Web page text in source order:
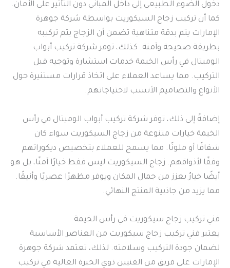
دخول الضوء الطبيعي إلى داخل المباني دون التأثير على الأمان.
كما أن تركيب زجاج السيكوريت بواسطة شركة جوهرة
الإمارات يتم بدقة متناهية تضمن أن الزجاج يتم تركيبه
بطريقة صحيحة وآمنة. كذلك، توفر شركة تركيب أبواب
الوميتال في رأس الخيمة خدمات استشارة وتوجيه قبل
التركيب. مما يساعد العملاء على اتخاذ قرارات مستنيرة حول
الأنواع والتصاميم الأنسب لاحتياجاتهم.
إضافةً إلى ذلك، توفر شركة تركيب أبواب الوميتال في رأس
الخيمة خيارات متنوعة من زجاج السيكوريت سواء كان
شفافًا أو ملونًا. مما يسمح للعملاء بتخصيص ديكوراتهم
وفقًا لأذواقهم. زجاج السيكوريت ليس فقط خيارًا آمنًا، بل هو
أيضًا خيارٌ يعزز من جمال المكان ويوفر مظهرًا عصريًا وأنيقًا.
مما يزيد من جاذبية المنتج النهائي.
فني تركيب زجاج سيكوريت في رأس الخيمة
يعتبر فني تركيب زجاج سيكوريت من العناصر الأساسية
لضمان جودة التركيب وسلامته. لذلك، تعتمد شركة جوهرة
الإمارات على فريق من الفنيين ذوي الخبرة العالية في تركيب